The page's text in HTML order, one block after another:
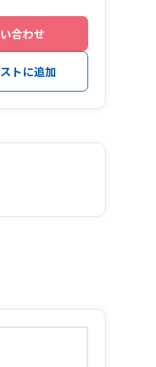
合わせ
トに追加